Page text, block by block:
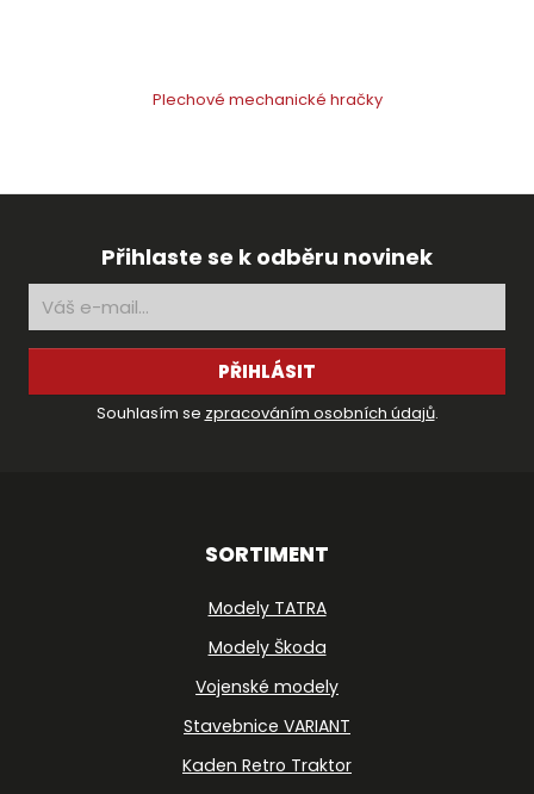
Plechové mechanické hračky
Přihlaste se k odběru novinek
PŘIHLÁSIT
Souhlasím se zpracováním osobních údajů.
SORTIMENT
Modely TATRA
Modely Škoda
Vojenské modely
Stavebnice VARIANT
Kaden Retro Traktor